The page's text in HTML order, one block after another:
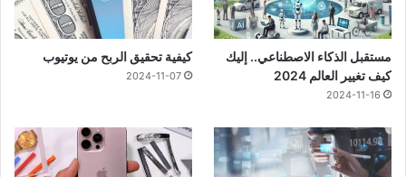
مستقبل الذكاء الاصطناعي.. إليك
كيف تغيير العالم 2024
2024-11-16
كيفية تحقيق الربح من يوتيوب
2024-11-07